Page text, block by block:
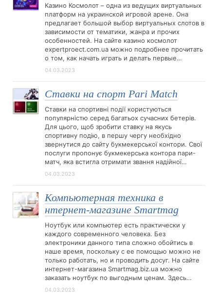
Казино Космолот – одна из ведущих виртуальных
платформ на украинской игровой арене. Она
предлагает большой выбор виртуальных слотов в
зависимости от тематики, жанра и прочих
особенностей. На сайте казино космолот
expertproect.com.ua можно подробнее прочитать
о том, как начать играть и делать первые…
04.03.2023
Ставки на спорт Pari Match
Ставки на спортивні події користуються
популярністю серед багатьох сучасних бетерів.
Для цього, щоб зробити ставку на якусь
спортивну подію, в першу чергу необхідно
звернутися до сайту букмекерської контори. Свої
послуги пропонує букмекерська контора пари-
матч, яка встигла отримати звання надійної…
04.03.2023
Компьютерная техника в
нтернет-магазине Smartmag
Ноутбук или компьютер есть практически у
каждого современного человека. Без
электроники данного типа сложно обойтись в
наше время, поскольку с ее помощью можно не
только работать, но и проводить досуг. На сайте
интернет-магазина Smartmag.biz.ua можно
заказать ноутбук по выгодным ценам. Здесь…
04.03.2023